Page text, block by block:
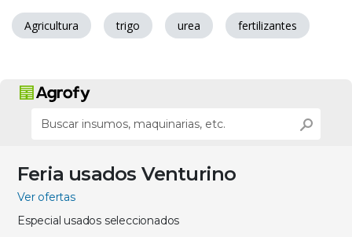
Agricultura trigo urea fertilizantes
Feria usados Venturino
Ver ofertas
Especial usados seleccionados